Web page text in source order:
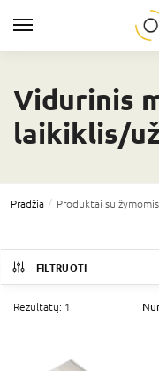
Vidurinis
laikiklis/
Pradžia / Produktai su
FILTRUOTI
Rezultatų: 1